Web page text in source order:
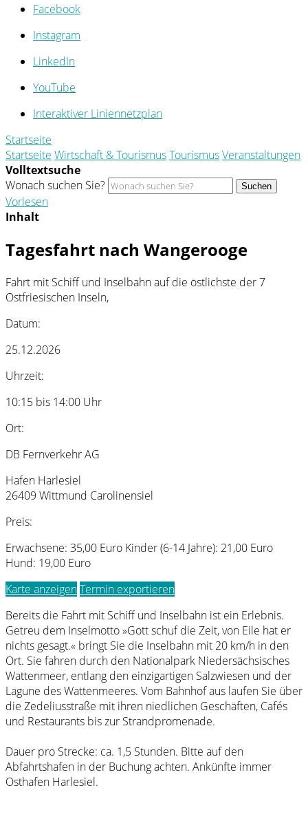
Facebook
Instagram
LinkedIn
YouTube
Interaktiver Liniennetzplan
Startseite
Startseite Wirtschaft & TourismusTourismusVeranstaltungen
Volltextsuche
Wonach suchen Sie?
Suchen
Vorlesen
Inhalt
Tagesfahrt nach Wangerooge
Fahrt mit Schiff und Inselbahn auf die östlichste der 7
Ostfriesischen Inseln,
Datum:
25.12.2026
Uhrzeit:
10:15 bis 14:00 Uhr
Ort:
DB Fernverkehr AG
Hafen Harlesiel
26409 Wittmund Carolinensiel
Preis:
Erwachsene: 35,00 Euro Kinder (6-14 Jahre): 21,00 Euro
Hund: 19,00 Euro
Karte anzeigenTermin exportieren
Bereits die Fahrt mit Schiff und Inselbahn ist ein Erlebnis.
Getreu dem Inselmotto »Gott schuf die Zeit, von Eile hat er
nichts gesagt.« bringt Sie die Inselbahn mit 20 km/h in den
Ort. Sie fahren durch den Nationalpark Niedersächsisches
Wattenmeer, entlang den einzigartigen Salzwiesen und der
Lagune des Wattenmeeres. Vom Bahnhof aus laufen Sie über
die Zedeliusstraße mit ihren niedlichen Geschäften, Cafés
und Restaurants bis zur Strandpromenade.
Dauer pro Strecke: ca. 1,5 Stunden. Bitte auf den
Abfahrtshafen in der Buchung achten. Ankünfte immer
Osthafen Harlesiel.